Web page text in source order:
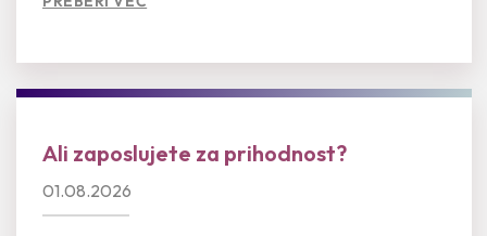
Ali zaposlujete za prihodnost?
01.08.2026